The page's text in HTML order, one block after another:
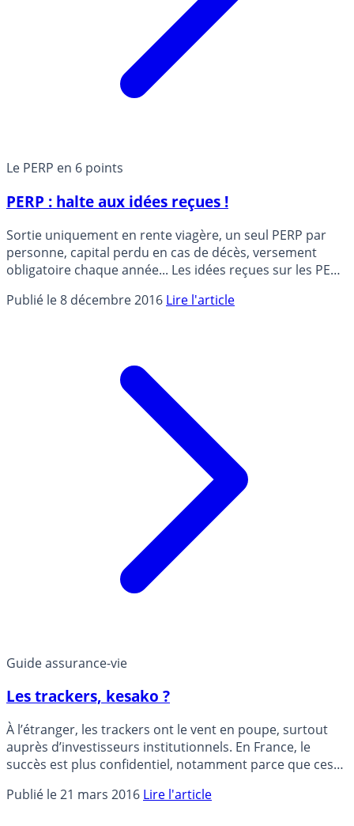
Le PERP en 6 points
PERP : halte aux idées reçues !
Sortie uniquement en rente viagère, un seul PERP par
personne, capital perdu en cas de décès, versement
obligatoire chaque année... Les idées reçues sur les PERP
du faux sur les PERP.
Publié le 8 décembre 2016 Lire l'article
Guide assurance-vie
Les trackers, kesako ?
À l’étranger, les trackers ont le vent en poupe, surtout
auprès d’investisseurs institutionnels. En France, le
succès est plus confidentiel, notamment parce que ces
Pourtant leurs qualités ne manquent pas : ils sont
Publié le 21 mars 2016 Lire l'article